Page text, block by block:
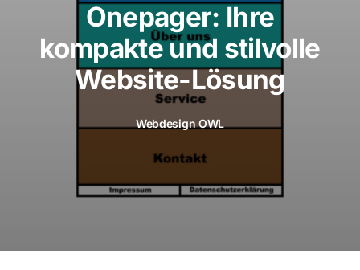
Onepager: Ihre
kompakte und stilvolle
Website-Lösung
Webdesign OWL